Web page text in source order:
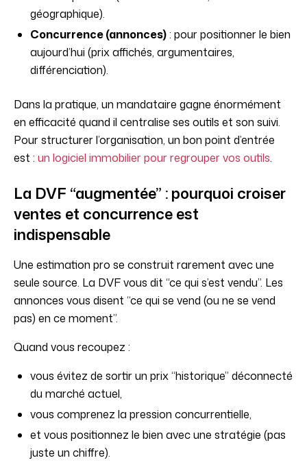
géographique).
Concurrence (annonces): pour positionner le bien
aujourd’hui (prix affichés, argumentaires,
différenciation).
Dans la pratique, un mandataire gagne énormément
en efficacité quand il centralise ses outils et son suivi.
Pour structurer l’organisation, un bon point d’entrée
est : un logiciel immobilier pour regrouper vos outils.
La DVF “augmentée” : pourquoi croiser
ventes et concurrence est
indispensable
Une estimation pro se construit rarement avec une
seule source. La DVF vous dit “ce qui s’est vendu”. Les
annonces vous disent “ce qui se vend (ou ne se vend
pas) en ce moment”.
Quand vous recoupez :
vous évitez de sortir un prix “historique” déconnecté
du marché actuel,
vous comprenez la pression concurrentielle,
et vous positionnez le bien avec une stratégie (pas
juste un chiffre).